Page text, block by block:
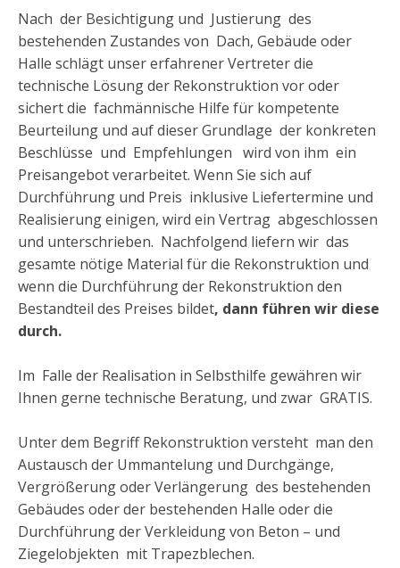
Nach der Besichtigung und Justierung des
bestehenden Zustandes von Dach, Gebäude oder
Halle schlägt unser erfahrener Vertreter die
technische Lösung der Rekonstruktion vor oder
sichert die fachmännische Hilfe für kompetente
Beurteilung und auf dieser Grundlage der konkreten
Beschlüsse und Empfehlungen wird von ihm ein
Preisangebot verarbeitet. Wenn Sie sich auf
Durchführung und Preis inklusive Liefertermine und
Realisierung einigen, wird ein Vertrag abgeschlossen
und unterschrieben. Nachfolgend liefern wir das
gesamte nötige Material für die Rekonstruktion und
wenn die Durchführung der Rekonstruktion den
Bestandteil des Preises bildet, dann führen wir diese
durch.
Im Falle der Realisation in Selbsthilfe gewähren wir
Ihnen gerne technische Beratung, und zwar GRATIS.
Unter dem Begriff Rekonstruktion versteht man den
Austausch der Ummantelung und Durchgänge,
Vergrößerung oder Verlängerung des bestehenden
Gebäudes oder der bestehenden Halle oder die
Durchführung der Verkleidung von Beton – und
Ziegelobjekten mit Trapezblechen.